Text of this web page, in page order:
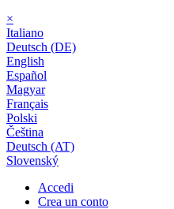
×
Italiano
Deutsch (DE)
English
Español
Magyar
Français
Polski
Čeština
Deutsch (AT)
Slovenský
Accedi
Crea un conto